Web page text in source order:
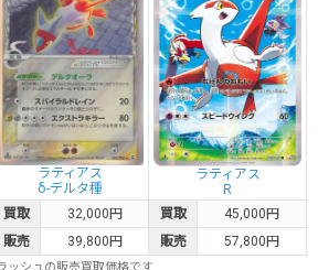
ラティアス
δ-デルタ種
ラティアス
R
買取 32,000円 買取
45,000円
販売 39,800円 販売 57,800円